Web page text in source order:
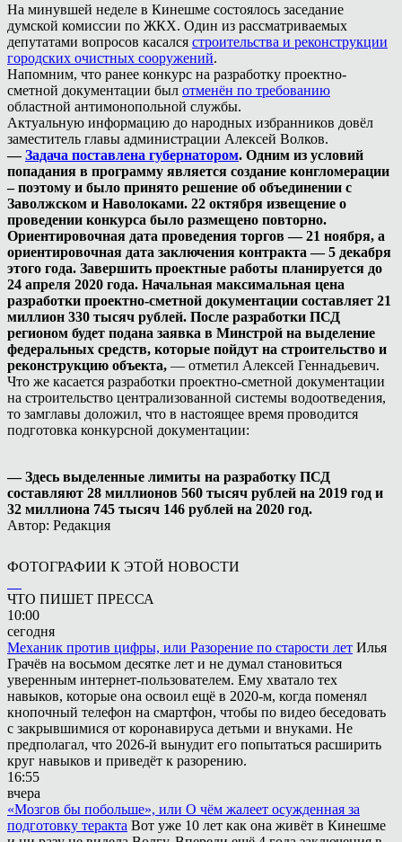
На минувшей неделе в Кинешме состоялось заседание
думской комиссии по ЖКХ. Один из рассматриваемых
депутатами вопросов касался строительства и реконструкции
городских очистных сооружений.
Напомним, что ранее конкурс на разработку проектно-
сметной документации был отменён по требованию
областной антимонопольной службы.
Актуальную информацию до народных избранников довёл
заместитель главы администрации Алексей Волков.
—Задача поставлена губернатором. Одним из условий
попадания в программу является создание конгломерации
– поэтому и было принято решение об объединении с
Заволжском и Наволоками. 22 октября извещение о
проведении конкурса было размещено повторно.
Ориентировочная дата проведения торгов — 21 ноября, а
ориентировочная дата заключения контракта — 5 декабря
этого года. Завершить проектные работы планируется до
24 апреля 2020 года. Начальная максимальная цена
разработки проектно-сметной документации составляет 21
миллион 330 тысяч рублей. После разработки ПСД
регионом будет подана заявка в Минстрой на выделение
федеральных средств, которые пойдут на строительство и
реконструкцию объекта, — отметил Алексей Геннадьевич.
Что же касается разработки проектно-сметной документации
на строительство централизованной системы водоотведения,
то замглавы доложил, что в настоящее время проводится
подготовка конкурсной документации:
— Здесь выделенные лимиты на разработку ПСД
составляют 28 миллионов 560 тысяч рублей на 2019 год и
32 миллиона 745 тысяч 146 рублей на 2020 год.
Автор: Редакция
ФОТОГРАФИИ К ЭТОЙ НОВОСТИ
ЧТО ПИШЕТ ПРЕССА
10:00
сегодня
Механик против цифры, или Разорение по старости лет Илья
Грачёв на восьмом десятке лет и не думал становиться
уверенным интернет-пользователем. Ему хватало тех
навыков, которые она освоил ещё в 2020-м, когда поменял
кнопочный телефон на смартфон, чтобы по видео беседовать
с закрывшимися от коронавируса детьми и внуками. Не
предполагал, что 2026-й вынудит его попытаться расширить
круг навыков и приведёт к разорению.
16:55
вчера
«Мозгов бы побольше», или О чём жалеет осужденная за
подготовку теракта Вот уже 10 лет как она живёт в Кинешме